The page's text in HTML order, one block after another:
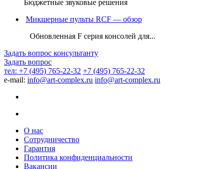
Бюджетные звуковые решения
Микшерные пульты RCF — обзор
Обновленная F серия консолей для...
Задать вопрос консультанту
Задать вопрос
тел: +7 (495) 765-22-32 +7 (495) 765-22-32
e-mail: info@art-complex.ru info@art-complex.ru
О нас
Сотрудничество
Гарантия
Политика конфиденциальности
Вакансии